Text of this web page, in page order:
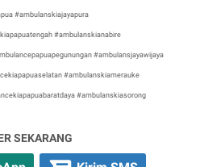
#ambulanskiajayapura
#ambulanskianabire
#ambulansjayawijaya
#ambulanskiamerauke
#ambulanskiasorong
SEKARANG